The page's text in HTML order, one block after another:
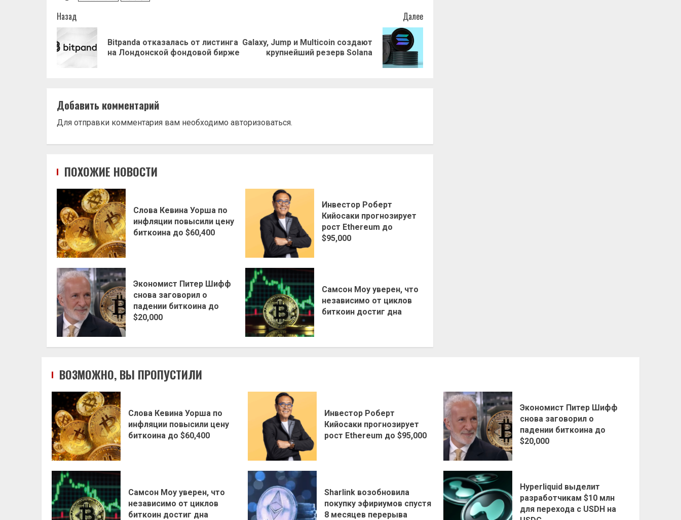
Навигация
записи
Назад
Предыдущая
запись:
Bitpanda отказалась от листинга
на Лондонской фондовой бирже
Далее
Следующая
Galaxy, Jump и Multicoin создают
крупнейший резерв Solana
Добавить комментарий
Для отправки комментария вам необходимо авторизоваться.
ПОХОЖИЕ НОВОСТИ
Слова Кевина Уорша по
инфляции повысили цену
биткоина до $60,400
Инвестор Роберт
Кийосаки прогнозирует
рост Ethereum до
$95,000
Экономист Питер Шифф
снова заговорил о
падении биткоина до
$20,000
Самсон Моу уверен, что
независимо от циклов
биткоин достиг дна
ВОЗМОЖНО, ВЫ ПРОПУСТИЛИ
Слова Кевина Уорша по
инфляции повысили цену
биткоина до $60,400
Инвестор Роберт
Кийосаки прогнозирует
рост Ethereum до $95,000
Экономист Питер Шифф
снова заговорил о
падении биткоина до
$20,000
Самсон Моу уверен, что
независимо от циклов
биткоин достиг дна
Sharlink возобновила
покупку эфириумов спустя
8 месяцев перерыва
Hyperliquid выделит
разработчикам $10 млн
для перехода с USDH на